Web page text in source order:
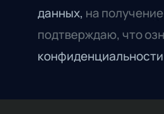
данных, на получение
подтверждаю, что